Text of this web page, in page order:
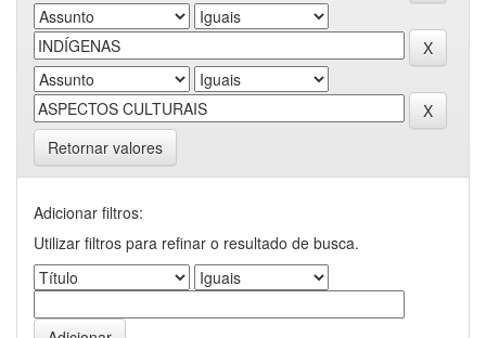
Retornar valores
Adicionar filtros:
Utilizar filtros para refinar o resultado de busca.